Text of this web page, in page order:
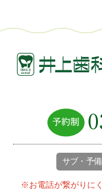
サブ・予備
※お電話が繋がりに